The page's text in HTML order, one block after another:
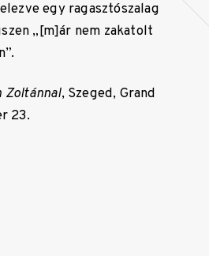
egy ragasztószalag
„[m]ár nem zakatolt
Zoltánnal, Szeged, Grand
23.